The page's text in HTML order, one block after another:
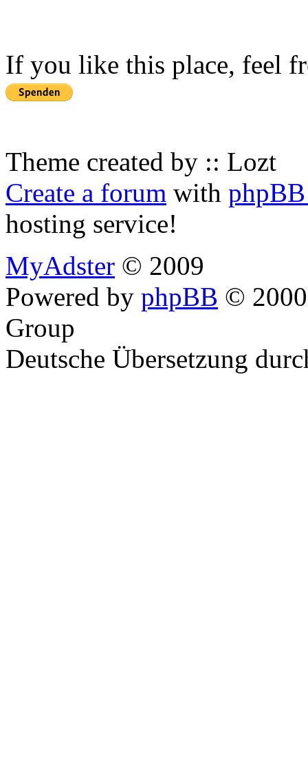
If you like this place, feel
Theme created by :: Lozt
Create a forum with
hosting service!
MyAdster © 2009
Powered by phpBB ©
Group
Deutsche Übersetzung